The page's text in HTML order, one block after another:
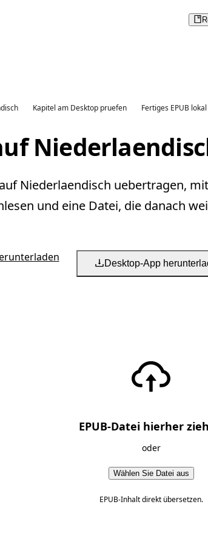
Kapitel am Desktop pruefen Fertiges EPUB
Niederlaendisch uebertragen,
und eine Datei, die danach
Desktop-App
EPUB-Datei hierher
oder
Wählen Sie Datei aus
EPUB-Inhalt direkt übersetzen.